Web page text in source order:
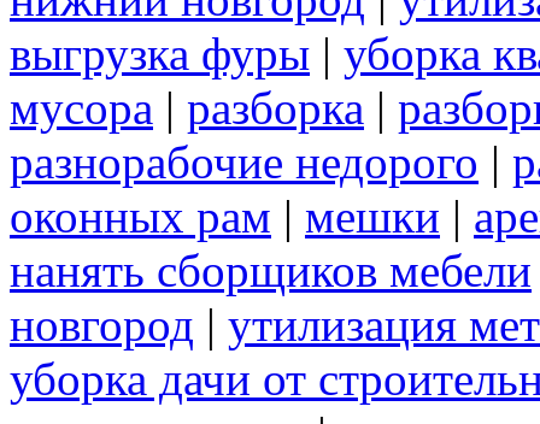
выгрузка фуры | уборка
мусора | разборка |
разнорабочие недорого |
оконных рам | мешки |
нанять сборщиков мебели
новгород | утилизация
уборка дачи от